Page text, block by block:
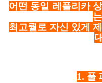
어떤 동일 레플리카
최고퀄로 자신 있게
1. 풀